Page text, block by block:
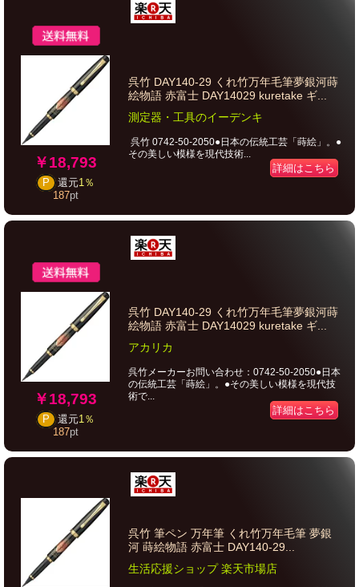
￥18,793
P 還元1％
187pt
呉竹 DAY140-29 くれ竹万年毛筆夢銀河蒔
絵物語 赤富士 DAY14029 kuretake ギ...
測定器・工具のイーデンキ
呉竹 0742-50-2050●日本の伝統工芸「蒔絵」。●
その美しい模様を現代技術...
詳細はこちら
￥18,793
P 還元1％
187pt
呉竹 DAY140-29 くれ竹万年毛筆夢銀河蒔
絵物語 赤富士 DAY14029 kuretake ギ...
アカリカ
呉竹メーカーお問い合わせ：0742-50-2050●日本
の伝統工芸「蒔絵」。●その美しい模様を現代技
術で...
詳細はこちら
呉竹 筆ペン 万年筆 くれ竹万年毛筆 夢銀
河 蒔絵物語 赤富士 DAY140-29...
生活応援ショップ 楽天市場店